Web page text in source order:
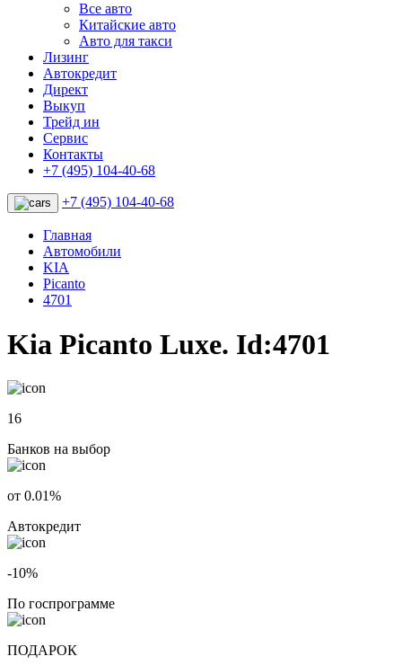
Все авто
Китайские авто
Авто для такси
Лизинг
Автокредит
Директ
Выкуп
Трейд ин
Сервис
Контакты
+7 (495) 104-40-68
+7 (495) 104-40-68
Главная
Автомобили
KIA
Picanto
4701
Kia Picanto Luxe. Id:4701
16
Банков на выбор
от 0.01%
Автокредит
-10%
По госпрограмме
ПОДАРОК